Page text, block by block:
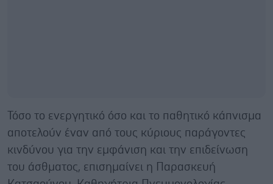
Τόσο το ενεργητικό όσο και το παθητικό κάπνισμα
αποτελούν έναν από τους κύριους παράγοντες
κινδύνου για την εμφάνιση και την επιδείνωση
του άσθματος, επισημαίνει η Παρασκευή